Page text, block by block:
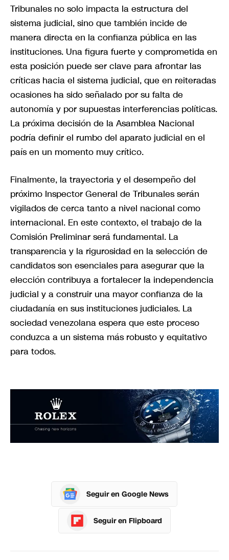
Tribunales no solo impacta la estructura del
sistema judicial, sino que también incide de
manera directa en la confianza pública en las
instituciones. Una figura fuerte y comprometida en
esta posición puede ser clave para afrontar las
críticas hacia el sistema judicial, que en reiteradas
ocasiones ha sido señalado por su falta de
autonomía y por supuestas interferencias políticas.
La próxima decisión de la Asamblea Nacional
podría definir el rumbo del aparato judicial en el
país en un momento muy crítico.
Finalmente, la trayectoria y el desempeño del
próximo Inspector General de Tribunales serán
vigilados de cerca tanto a nivel nacional como
internacional. En este contexto, el trabajo de la
Comisión Preliminar será fundamental. La
transparencia y la rigurosidad en la selección de
candidatos son esenciales para asegurar que la
elección contribuya a fortalecer la independencia
judicial y a construir una mayor confianza de la
ciudadanía en sus instituciones judiciales. La
sociedad venezolana espera que este proceso
conduzca a un sistema más robusto y equitativo
para todos.
Seguir en Google News
Seguir en Flipboard